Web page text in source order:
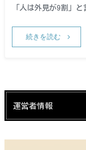
「人は外見が9割」
続きを読む
運営者情報